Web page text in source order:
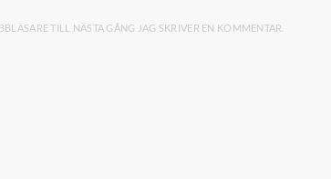
TILL NÄSTA GÅNG JAG SKRIVER EN KOMMENTAR.